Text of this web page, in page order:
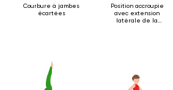
Courbure à jambes
écartées
Position accroupie
avec extension
latérale de la